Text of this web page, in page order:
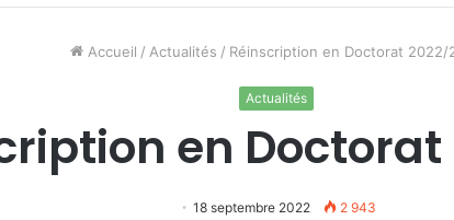
Accueil / Actualités / Réinscription en Doctorat 2022/
Actualités
en Doctorat
18 septembre 2022 2 943